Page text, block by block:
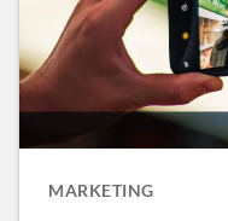
MARKETING